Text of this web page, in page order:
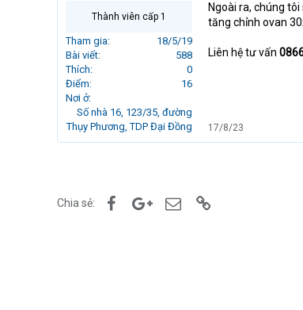
Thành viên cấp 1
Tham gia
18/5/19
Bài viết
588
Thích
0
Điểm
16
Nơi ở
Số nhà 16, 123/35, đường
Thụy Phương, TDP Đại Đồng
Ngoài ra, chúng
tăng chỉnh ovan
Liên hệ tư vấn
17/8/23
Chia sẻ: FacebookGoogle+Email